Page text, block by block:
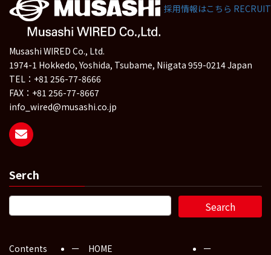
採用情報はこちら RECRUIT
Musashi WIRED Co., Ltd.
1974-1 Hokkedo, Yoshida, Tsubame, Niigata 959-0214 Japan
TEL：+81 256-77-8666
FAX：+81 256-77-8667
info_wired@musashi.co.jp
Serch
Contents
ー HOME
ー